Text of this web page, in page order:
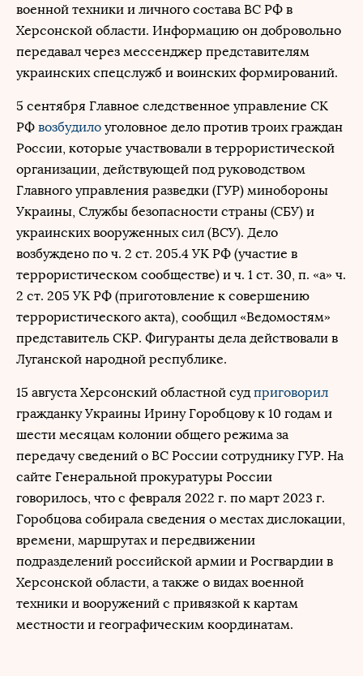
военной техники и личного состава ВС РФ в
Херсонской области. Информацию он добровольно
передавал через мессенджер представителям
украинских спецслужб и воинских формирований.
5 сентября Главное следственное управление СК
РФ возбудило уголовное дело против троих граждан
России, которые участвовали в террористической
организации, действующей под руководством
Главного управления разведки (ГУР) минобороны
Украины, Службы безопасности страны (СБУ) и
украинских вооруженных сил (ВСУ). Дело
возбуждено по ч. 2 ст. 205.4 УК РФ (участие в
террористическом сообществе) и ч. 1 ст. 30, п. «а» ч.
2 ст. 205 УК РФ (приготовление к совершению
террористического акта), сообщил «Ведомостям»
представитель СКР. Фигуранты дела действовали в
Луганской народной республике.
15 августа Херсонский областной суд приговорил
гражданку Украины Ирину Горобцову к 10 годам и
шести месяцам колонии общего режима за
передачу сведений о ВС России сотруднику ГУР. На
сайте Генеральной прокуратуры России
говорилось, что с февраля 2022 г. по март 2023 г.
Горобцова собирала сведения о местах дислокации,
времени, маршрутах и передвижении
подразделений российской армии и Росгвардии в
Херсонской области, а также о видах военной
техники и вооружений с привязкой к картам
местности и географическим координатам.